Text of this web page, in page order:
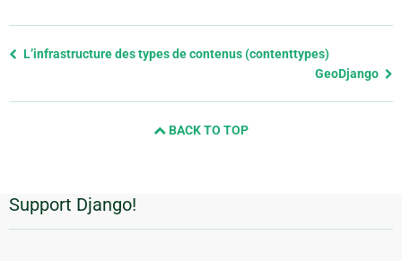
Previous
L’infrastructure des types de contenus (contenttypes)
GeoDjango
BACK TO TOP
Informations
supplémentaires
Support Django!